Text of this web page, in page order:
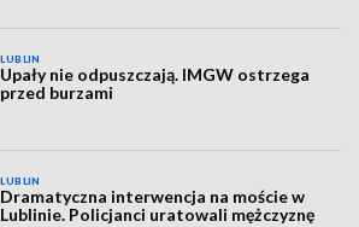
LUBLIN
Upały nie odpuszczają. IMGW ostrzega
przed burzami
LUBLIN
Dramatyczna interwencja na moście w
Lublinie. Policjanci uratowali mężczyznę